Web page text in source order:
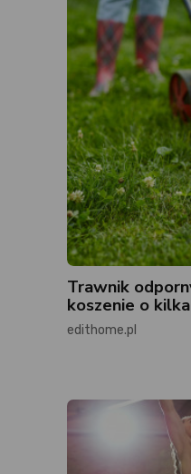
Trawnik
koszenie o
edithome.pl